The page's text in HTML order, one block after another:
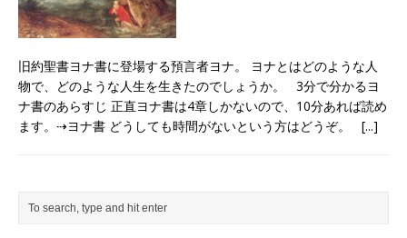
旧約聖書ヨナ書に登場する預言者ヨナ。 ヨナとはどのような人
物で、どのような人生を生きたのでしょうか。 3分で分かるヨ
ナ書のあらすじ 正直ヨナ書は4章しかないので、10分あれば読め
ます。⇢ヨナ書 どうしても時間がないという方はどうぞ。 [...]